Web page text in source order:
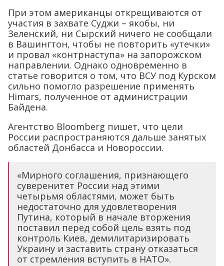
При этом американцы открещиваются от
участия в захвате Суджи – якобы, ни
Зеленский, ни Сырский ничего не сообщали
в Вашингтон, чтобы не повторить «утечки»
и провал «контрнаступа» на запорожском
направлении. Однако одновременно в
статье говорится о том, что ВСУ под Курском
сильно помогло разрешение применять
Himars, полученное от администрации
Байдена.
Агентство Bloomberg пишет, что цели
России распространяются дальше занятых
областей Донбасса и Новороссии.
«Мирного соглашения, признающего
суверенитет России над этими
четырьмя областями, может быть
недостаточно для удовлетворения
Путина, который в начале вторжения
поставил перед собой цель взять под
контроль Киев, демилитаризировать
Украину и заставить страну отказаться
от стремления вступить в НАТО».